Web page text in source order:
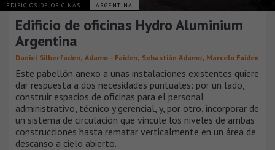
EDIFICIOS DE OFICINAS ARGENTINA
Edificio de oficinas Hydro Aluminium
Argentina
Daniel Silberfaden, Adamo – Faiden, Sebastián Adamo, Marcelo Faiden
Este pabellón anexo a unas instalaciones existentes quiere
dar respuesta a dos necesidades puntuales: por un lado,
construir espacios de oficinas para el personal
administrativo, técnico y gerencial, y, por otro, incorporar de
un sistema de circulación que vincule los niveles de ambas
construcciones hasta rematar verticalmente en un área de
descanso a cielo abierto.